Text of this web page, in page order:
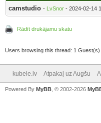
camstudio - LvSnor - 2024-02-14
Rādīt drukājamu skatu
Users browsing this thread: 1 Guest(s)
kubele.lv Atpakaļ uz Augšu
Powered By MyBB , © 2002-2026